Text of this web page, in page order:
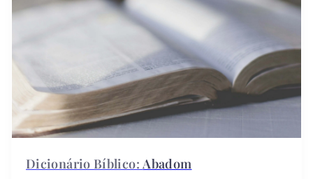
Abadom